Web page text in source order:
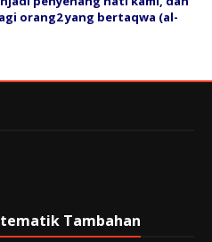
orang2 yang bertaqwa (al-
Tambahan